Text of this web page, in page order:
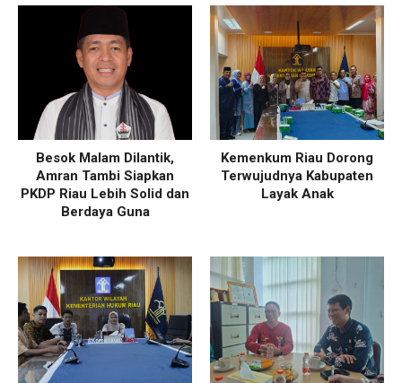
Besok Malam Dilantik,
Amran Tambi Siapkan
PKDP Riau Lebih Solid dan
Berdaya Guna
Kemenkum Riau Dorong
Terwujudnya Kabupaten
Layak Anak